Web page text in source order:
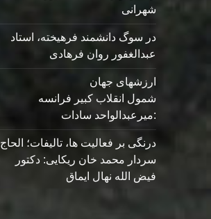
شهرانی
در سوگ دانشمند فرهیخته، استاد
عبدالغفور روان فرهادی
ارزشهای جهان
شمول انقلاب کبیر فرانسه
:میرعبدالواحد سادات
درنگی بر فعالیت ها، تالیفات؛ الحاج
سردار محمد خان ریکایی: دکتور
فیض الله نهال ایماق